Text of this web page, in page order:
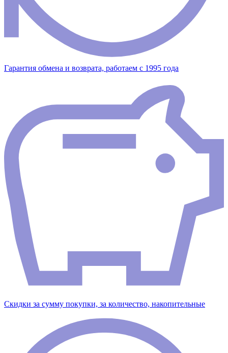
Гарантия обмена и возврата, работаем с 1995 года
Скидки за сумму покупки, за количество, накопительные